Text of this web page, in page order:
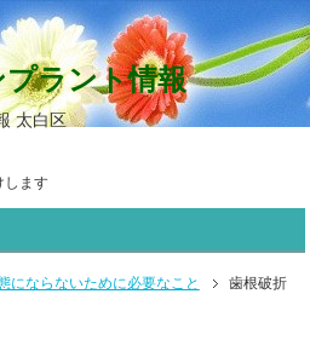
ラント情報
太白区
します
にならないために必要なこと
歯根破折